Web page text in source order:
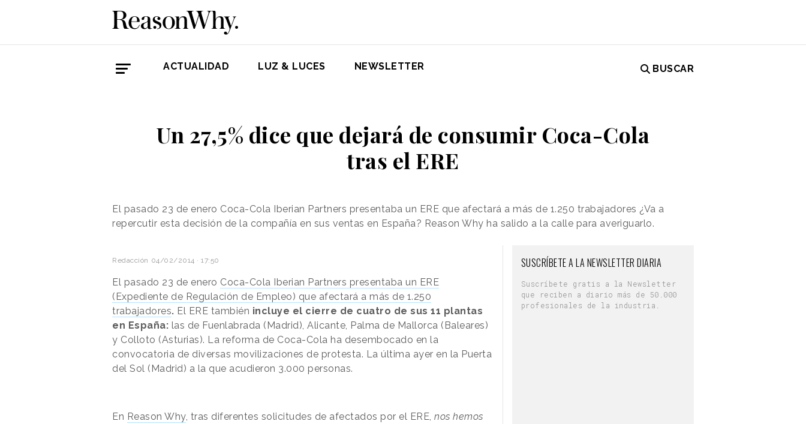
ACTUALIDAD LUZ & LUCES NEWSLETTER BUSCAR
Un 27,5% dice que dejará de consumir Coca-Cola
tras el ERE
El pasado 23 de enero Coca-Cola Iberian Partners presentaba un ERE que afectará a más de 1.250 trabajadores ¿Va a
repercutir esta decisión de la compañía en sus ventas en España? Reason Why ha salido a la calle para averiguarlo.
Redacción 04/02/2014 · 17:50
El pasado 23 de enero Coca-Cola Iberian Partners presentaba un ERE
(Expediente de Regulación de Empleo) que afectará a más de 1.250
trabajadores. El ERE también incluye el cierre de cuatro de sus 11 plantas
en España: las de Fuenlabrada (Madrid), Alicante, Palma de Mallorca (Baleares)
y Colloto (Asturias). La reforma de Coca-Cola ha desembocado en la
convocatoria de diversas movilizaciones de protesta. La última ayer en la Puerta
del Sol (Madrid) a la que acudieron 3.000 personas.
En Reason Why, tras diferentes solicitudes de afectados por el ERE, nos hemos
SUSCRÍBETE A LA NEWSLETTER DIARIA
Suscríbete gratis a la Newsletter
que reciben a diario más de 50.000
profesionales de la industria.